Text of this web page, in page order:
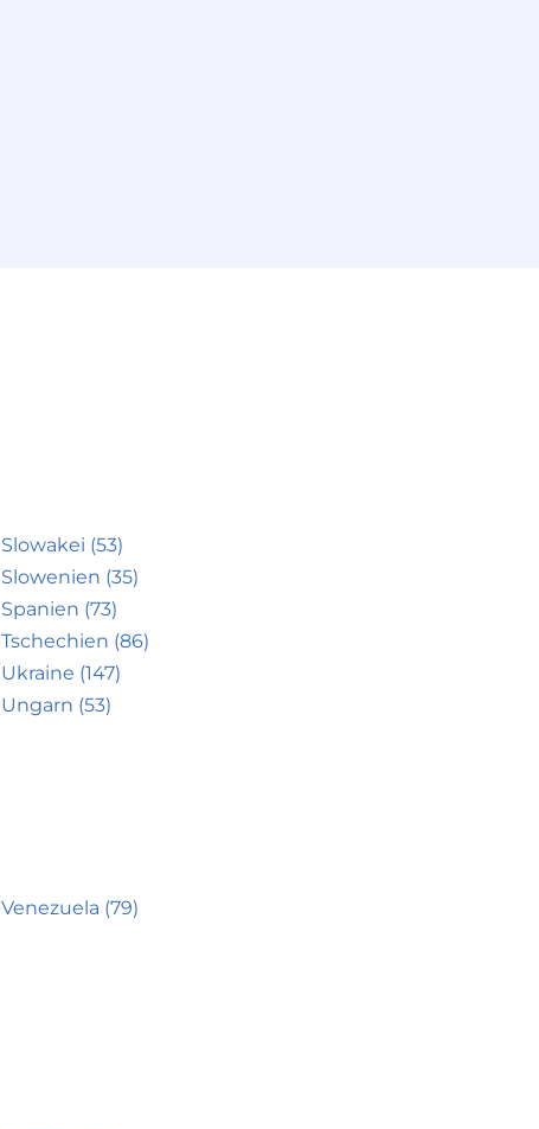
Slowakei (53)
Slowenien (35)
Spanien (73)
Tschechien (86)
Ukraine (147)
Ungarn (53)
Venezuela (79)